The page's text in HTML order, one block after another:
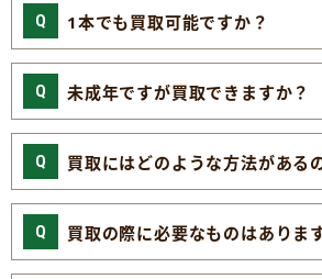
1本でも買取可能ですか？
未成年ですが買取できますか？
買取にはどのような方法がある
買取の際に必要なものはありま